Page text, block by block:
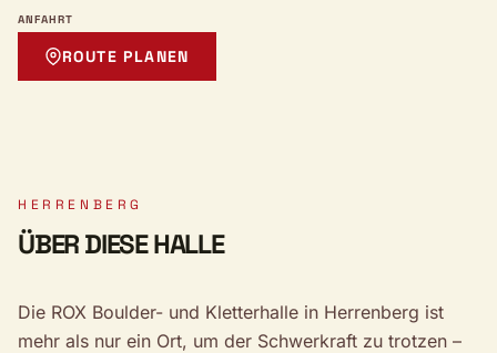
ANFAHRT
ROUTE PLANEN
HERRENBERG
ÜBER DIESE HALLE
Die ROX Boulder- und Kletterhalle in Herrenberg ist
mehr als nur ein Ort, um der Schwerkraft zu trotzen –